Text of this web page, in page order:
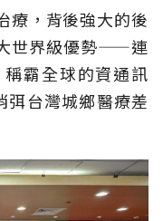
療，背後強大的後
世界級優勢——連
霸全球的資通訊
弭台灣城鄉醫療差